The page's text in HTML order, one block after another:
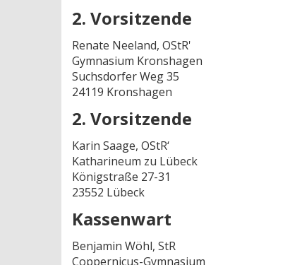
2. Vorsitzende
Renate Neeland, OStR'
Gymnasium Kronshagen
Suchsdorfer Weg 35
24119 Kronshagen
2. Vorsitzende
Karin Saage, OStR‘
Katharineum zu Lübeck
Königstraße 27-31
23552 Lübeck
Kassenwart
Benjamin Wöhl, StR
Coppernicus-Gymnasium